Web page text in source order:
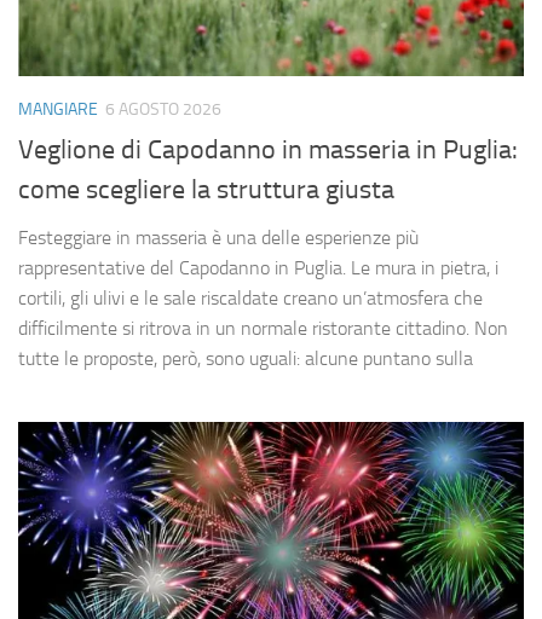
MANGIARE 6 AGOSTO 2026
Veglione di Capodanno in masseria in Puglia:
come scegliere la struttura giusta
Festeggiare in masseria è una delle esperienze più
rappresentative del Capodanno in Puglia. Le mura in pietra, i
cortili, gli ulivi e le sale riscaldate creano un’atmosfera che
difficilmente si ritrova in un normale ristorante cittadino. Non
tutte le proposte, però, sono uguali: alcune puntano sulla